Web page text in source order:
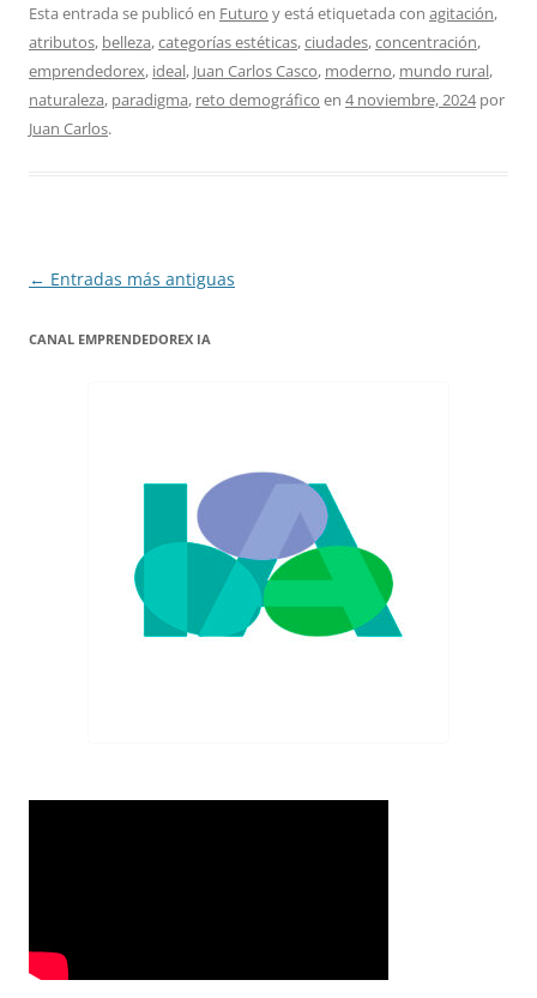
Esta entrada se publicó en Futuro y está etiquetada con agitación,
atributos, belleza,categorías estéticas,ciudades,concentración,
emprendedorex, ideal, Juan Carlos Casco, moderno, mundo rural,
naturaleza, paradigma, reto demográfico en 4 noviembre, 2024por
Juan Carlos.
Navegación
entradas
← Entradas más antiguas
CANAL EMPRENDEDOREX IA